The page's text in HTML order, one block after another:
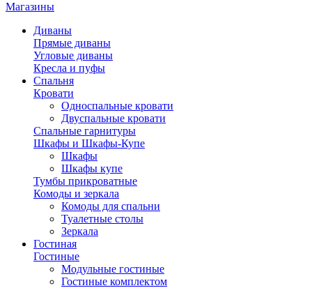
Магазины
Диваны
Прямые диваны
Угловые диваны
Кресла и пуфы
Спальня
Кровати
Односпальные кровати
Двуспальные кровати
Спальные гарнитуры
Шкафы и Шкафы-Купе
Шкафы
Шкафы купе
Тумбы прикроватные
Комоды и зеркала
Комоды для спальни
Туалетные столы
Зеркала
Гостиная
Гостиные
Модульные гостиные
Гостиные комплектом